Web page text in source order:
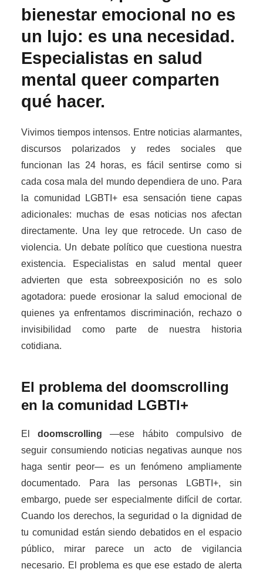
bienestar emocional no es
un lujo: es una necesidad.
Especialistas en salud
mental queer comparten
qué hacer.
Vivimos tiempos intensos. Entre noticias alarmantes,
discursos polarizados y redes sociales que
funcionan las 24 horas, es fácil sentirse como si
cada cosa mala del mundo dependiera de uno. Para
la comunidad LGBTI+ esa sensación tiene capas
adicionales: muchas de esas noticias nos afectan
directamente. Una ley que retrocede. Un caso de
violencia. Un debate político que cuestiona nuestra
existencia. Especialistas en salud mental queer
advierten que esta sobreexposición no es solo
agotadora: puede erosionar la salud emocional de
quienes ya enfrentamos discriminación, rechazo o
invisibilidad como parte de nuestra historia
cotidiana.
El problema del doomscrolling
en la comunidad LGBTI+
Eldoomscrolling —ese hábito compulsivo de
seguir consumiendo noticias negativas aunque nos
haga sentir peor— es un fenómeno ampliamente
documentado. Para las personas LGBTI+, sin
embargo, puede ser especialmente difícil de cortar.
Cuando los derechos, la seguridad o la dignidad de
tu comunidad están siendo debatidos en el espacio
público, mirar parece un acto de vigilancia
necesario. El problema es que ese estado de alerta